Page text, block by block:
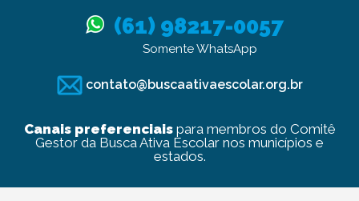
(61) 98217-0057
Somente WhatsApp
contato@buscaativaescolar.org.br
Canais preferenciaispara membros do Comitê
Gestor da Busca Ativa Escolar nos municípios e
estados.